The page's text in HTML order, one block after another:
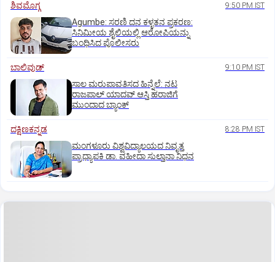
ಶಿವಮೊಗ್ಗ 9:50 PM IST
Agumbe: ಸರಣಿ ದನ ಕಳ್ಳತನ ಪ್ರಕರಣ:
ಸಿನಿಮೀಯ ಶೈಲಿಯಲ್ಲಿ ಆರೋಪಿಯನ್ನು
ಬಂಧಿಸಿದ ಪೊಲೀಸರು
ಬಾಲಿವುಡ್‌ 9:10 PM IST
ಸಾಲ ಮರುಪಾವತಿಸದ ಹಿನ್ನೆಲೆ: ನಟ
ರಾಜಪಾಲ್ ಯಾದವ್‌ ಆಸ್ತಿ ಹರಾಜಿಗೆ
ಮುಂದಾದ ಬ್ಯಾಂಕ್
ದಕ್ಷಿಣಕನ್ನಡ 8:28 PM IST
ಮಂಗಳೂರು ವಿಶ್ವವಿದ್ಯಾಲಯದ ನಿವೃತ್ತ
ಪ್ರಾಧ್ಯಾಪಕಿ ಡಾ. ವಹೀದಾ ಸುಲ್ತಾನಾ ನಿಧನ